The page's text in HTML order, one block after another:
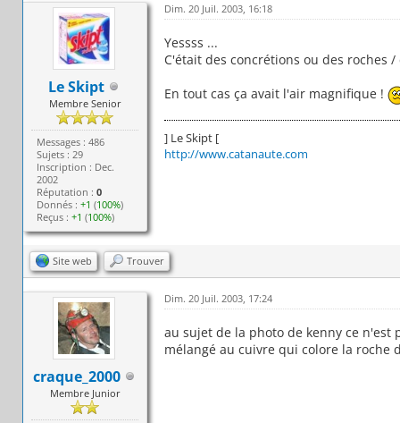
Le Skipt
Membre Senior
Messages : 486
Sujets : 29
Inscription : Dec.
2002
Réputation :0
Donnés :+1 (100%)
Reçus :+1 (100%)
Dim. 20 Juil. 2003, 16:18
Yessss ...
C'était des concrétions ou des roches /
En tout cas ça avait l'air magnifique !
] Le Skipt [
http://www.catanaute.com
Site web Trouver
craque_2000
Membre Junior
Dim. 20 Juil. 2003, 17:24
au sujet de la photo de kenny ce n'est
mélangé au cuivre qui colore la roche